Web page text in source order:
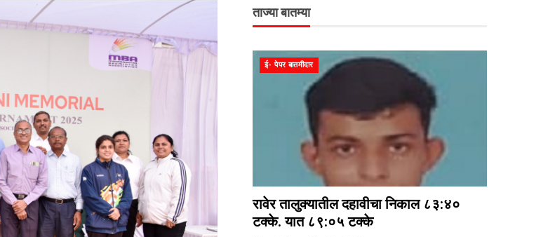
ताज्या बातम्या
ई- पेपर बातमीदार
रावेर तालुक्यातील दहावीचा निकाल ८३:४०
टक्के. यात ८९:०५ टक्के